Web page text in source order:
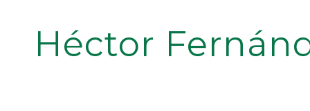
Héctor